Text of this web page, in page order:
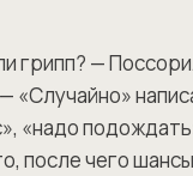
грипп? —
«Случайно»
«надо
после чего